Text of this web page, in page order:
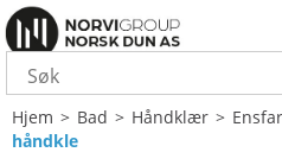
Hjem>Bad>Håndklær>
håndkle